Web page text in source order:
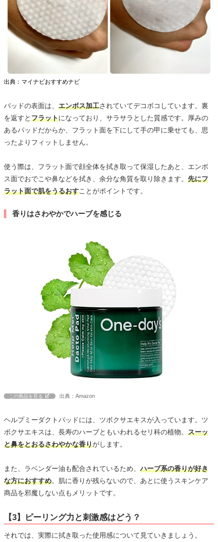
出典：マイナビおすすめナビ
パッドの表面は、 エンボス加工されていてデコボコしています。裏
を返すとフラットになっており、サラサラとした質感です。厚みの
あるパッドだからか、フラット面を下にして手の甲に乗せても、思
ったよりフィットしません。
使う際は、フラット面で顔全体を拭き取って保湿したあと、エンボ
ス面でおでこや鼻などを拭き、余分な角質を取り除きます。 先にフ
ラット面で肌をうるおすことがポイントです。
香りはさわやかでハーブを感じる
この商品を見る 出典：Amazon
ヘルプミーダクトパッドには、ツボクサエキスが入っています。ツ
ボクサエキスは、長寿のハーブともいわれるセリ科の植物。 スーッ
と鼻をとおるさわやかな香りがします。
また、ラベンダー油も配合されているため、ハーブ系の香りが好き
な方におすすめ。肌に香りが残らないので、あとに使うスキンケア
商品を邪魔しない点もメリットです。
【3】ピーリング力と刺激感はどう？
それでは、実際に拭き取った使用感について見ていきましょう。